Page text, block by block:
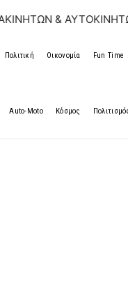
|
Πολιτική Οικονομία Fun Time
Auto-Moto Κόσμος